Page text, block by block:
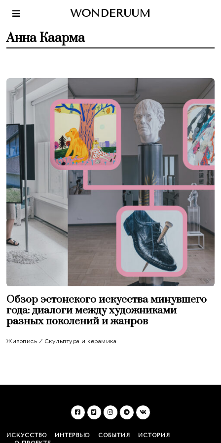
WONDERUUM
Анна Каарма
Обзор эстонского искусства минувшего
года: диалоги между художниками
разных поколений и жанров
Живопись / Скульптура и керамика
ИСКУССТВО ИНТЕРВЬЮ СОБЫТИЯ
ИСТОРИЯ